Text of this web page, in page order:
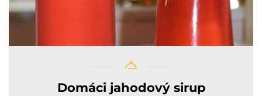
Domáci jahodový sirup